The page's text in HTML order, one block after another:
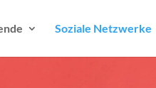
Soziale Netzwerke